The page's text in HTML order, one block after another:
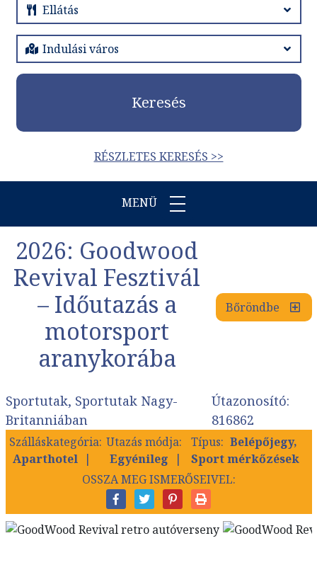
Keresés
RÉSZLETES KERESÉS >>
MENÜ
2026: Goodwood
Revival Fesztivál
– Időutazás a
motorsport
aranykorába
Bőröndbe
Sportutak, Sportutak Nagy-
Britanniában
Útazonosító:
816862
Szálláskategória:
Aparthotel
Utazás módja:
Egyénileg
Típus: Belépőjegy,
Sport mérkőzések
OSSZA MEG ISMERŐSEIVEL: